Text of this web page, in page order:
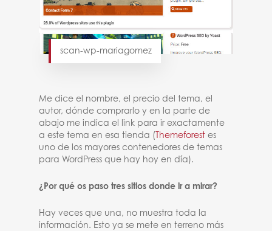
scan-wp-mariagomez
Me dice el nombre, el precio del tema, el
autor, dónde comprarlo y en la parte de
abajo me indica el link para ir exactamente
a este tema en esa tienda ( Themeforest es
uno de los mayores contenedores de temas
para WordPress que hay hoy en día).
¿Por qué os paso tres sitios donde ir a mirar?
Hay veces que una, no muestra toda la
información. Esto ya se mete en terreno más